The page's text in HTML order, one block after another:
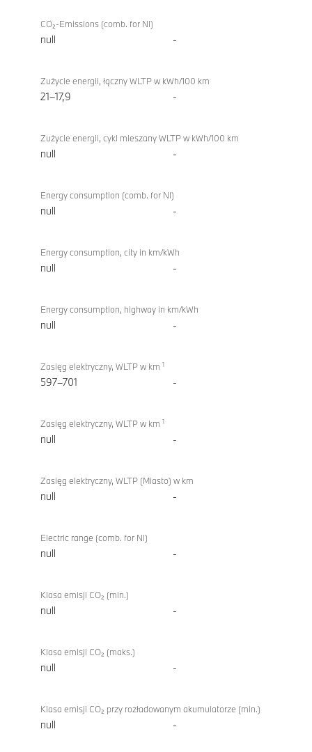
CO₂-Emissions (comb. for NI)
null -
Zużycie energii, łączny WLTP w kWh/100 km
21–17,9 -
Zużycie energii, cykl mieszany WLTP w kWh/100 km
null -
Energy consumption (comb. for NI)
null -
Energy consumption, city in km/kWh
null -
Energy consumption, highway in km/kWh
null -
Zasięg elektryczny, WLTP w km 1
597–701 -
Zasięg elektryczny, WLTP w km 1
null -
Zasięg elektryczny, WLTP (Miasto) w km
null -
Electric range (comb. for NI)
null -
Klasa emisji CO₂ (min.)
null -
Klasa emisji CO₂ (maks.)
null -
Klasa emisji CO₂ przy rozładowanym akumulatorze (min.)
null -